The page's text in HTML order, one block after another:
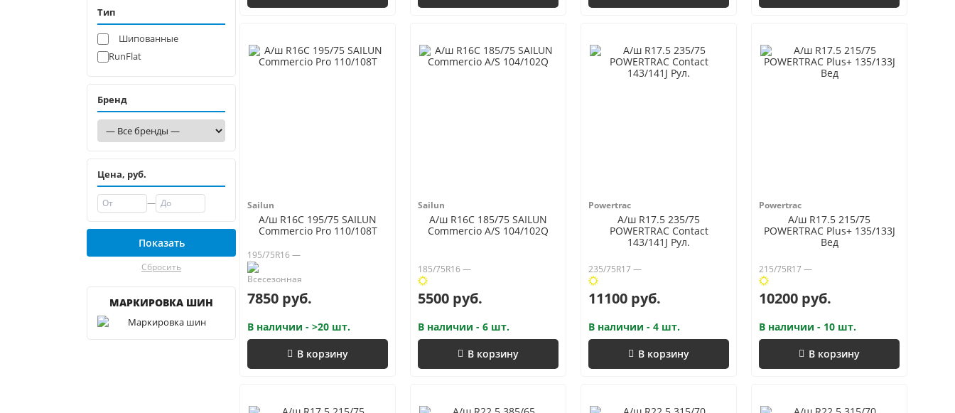
Тип
Шипованные
RunFlat
Бренд
Цена, руб.
—
Показать
Сбросить
МАРКИРОВКА ШИН
Sailun
А/ш R16C 195/75 SAILUN
Commercio Pro 110/108T
195/75R16 —
7850 руб.
В наличии - >20 шт.
В корзину
Sailun
А/ш R16C 185/75 SAILUN
Commercio A/S 104/102Q
185/75R16 —
5500 руб.
В наличии - 6 шт.
В корзину
Powertrac
А/ш R17.5 235/75
POWERTRAC Contact
143/141J Рул.
235/75R17 —
11100 руб.
В наличии - 4 шт.
В корзину
Powertrac
А/ш R17.5 215/75
POWERTRAC Plus+ 135/133J
Вед
215/75R17 —
10200 руб.
В наличии - 10 шт.
В корзину